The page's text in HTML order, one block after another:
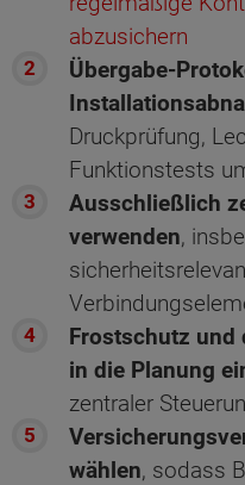
abzusichern
Übergabe-
Druckprüfung,
Funktionstests
Ausschließlich
verwenden,
Frostschutz und
in die Planung
zentraler
wählen, sodass